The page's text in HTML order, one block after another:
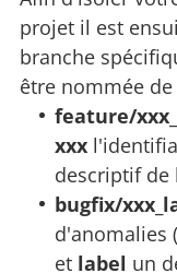
projet il est
branche
être nommée
feature/
xxx
descriptif de
bugfix/
d'anomalies
et label un